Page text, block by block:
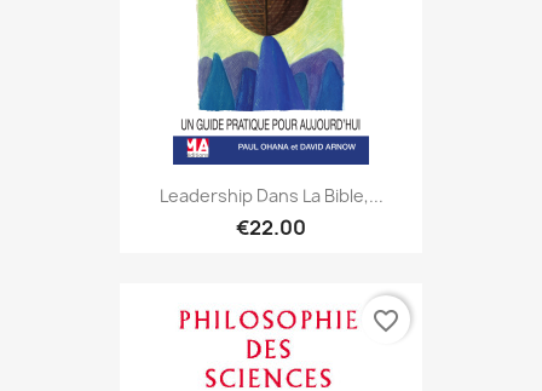
Leadership Dans La Bible,...
€22.00
favorite_border